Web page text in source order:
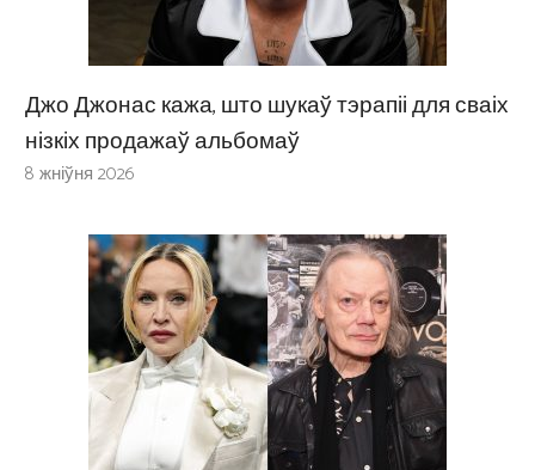
Джо Джонас кажа, што шукаў тэрапіі для сваіх
нізкіх продажаў альбомаў
8 жніўня 2026